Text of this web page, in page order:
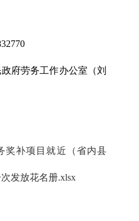
府劳务工作办公室（刘
奖补项目就近（省内县
发放花名册.xlsx